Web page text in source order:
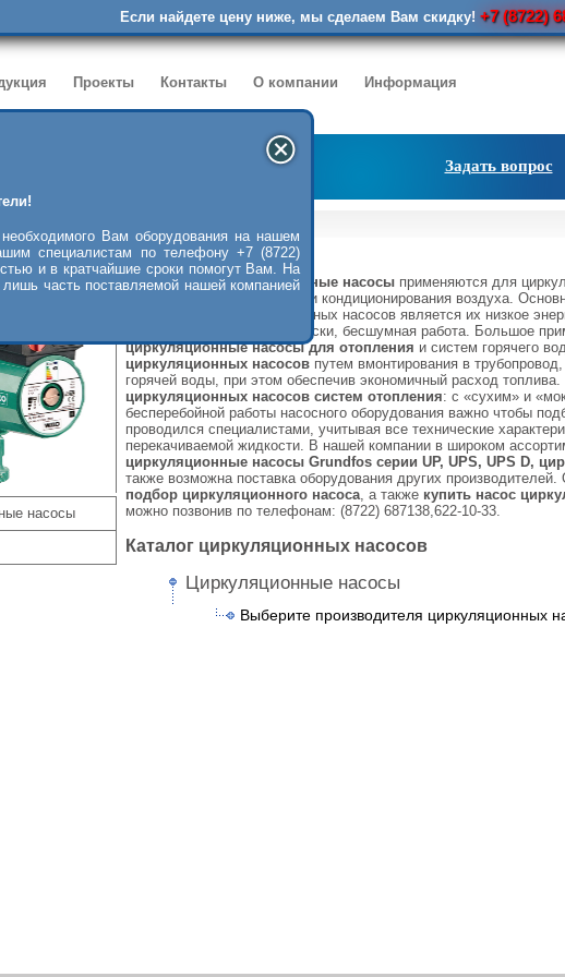
Вам оборудования на нашем
специалистам по телефону +7 (8722)
и в кратчайшие сроки помогут Вам. На
лишь часть поставляемой нашей компанией
Если найдете цену ниже, мы сделаем Вам скидку! +7 (8722)
Проекты Контакты О компании Информация
Задать вопрос
насосы
Как правило,циркуляционные насосы применяются для
водоснабжения, отопления и кондиционирования воздуха.
использования циркуляционных насосов является их низкое
габариты, а также, практически, бесшумная работа. Большое
циркуляционные насосы для отопления и систем горячего
циркуляционных насосов путем вмонтирования в
горячей воды, при этом обеспечив экономичный расход
циркуляционных насосов систем отопления: с «сухим» и
бесперебойной работы насосного оборудования важно чтобы
проводился специалистами, учитывая все технические
перекачиваемой жидкости. В нашей компании в широком
циркуляционные насосы Grundfos серии UP, UPS, UPS D,
также возможна поставка оборудования других
подбор циркуляционного насоса, а также купить насос
можно позвонив по телефонам: (8722) 687138,622-10-33.
Каталог циркуляционных насосов
Циркуляционные насосы
Выберите производителя циркуляционных